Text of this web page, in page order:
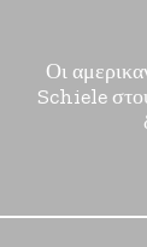
Οι
Schiele